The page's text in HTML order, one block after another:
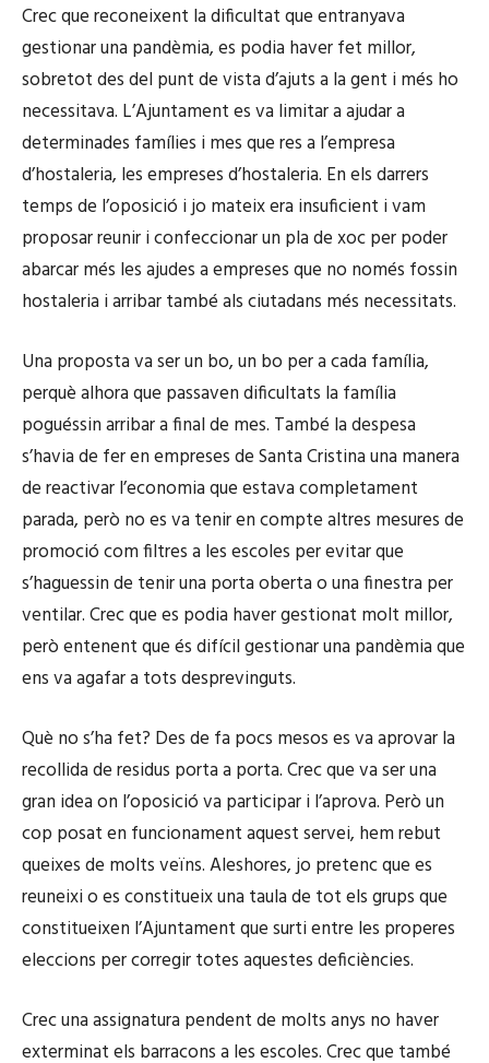
Crec que reconeixent la dificultat que entranyava
gestionar una pandèmia, es podia haver fet millor,
sobretot des del punt de vista d’ajuts a la gent i més ho
necessitava. L’Ajuntament es va limitar a ajudar a
determinades famílies i mes que res a l’empresa
d’hostaleria, les empreses d’hostaleria. En els darrers
temps de l’oposició i jo mateix era insuficient i vam
proposar reunir i confeccionar un pla de xoc per poder
abarcar més les ajudes a empreses que no només fossin
hostaleria i arribar també als ciutadans més necessitats.
Una proposta va ser un bo, un bo per a cada família,
perquè alhora que passaven dificultats la família
poguéssin arribar a final de mes. També la despesa
s’havia de fer en empreses de Santa Cristina una manera
de reactivar l’economia que estava completament
parada, però no es va tenir en compte altres mesures de
promoció com filtres a les escoles per evitar que
s’haguessin de tenir una porta oberta o una finestra per
ventilar. Crec que es podia haver gestionat molt millor,
però entenent que és difícil gestionar una pandèmia que
ens va agafar a tots desprevinguts.
Què no s’ha fet? Des de fa pocs mesos es va aprovar la
recollida de residus porta a porta. Crec que va ser una
gran idea on l’oposició va participar i l’aprova. Però un
cop posat en funcionament aquest servei, hem rebut
queixes de molts veïns. Aleshores, jo pretenc que es
reuneixi o es constitueix una taula de tot els grups que
constitueixen l’Ajuntament que surti entre les properes
eleccions per corregir totes aquestes deficiències.
Crec una assignatura pendent de molts anys no haver
exterminat els barracons a les escoles. Crec que també